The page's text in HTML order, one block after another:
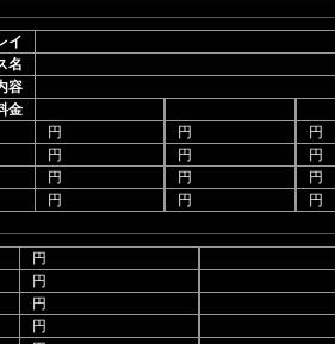
イ
名
容
金
円
円 円
円
円 円
円
円 円
円
円 円
円
円
円
円